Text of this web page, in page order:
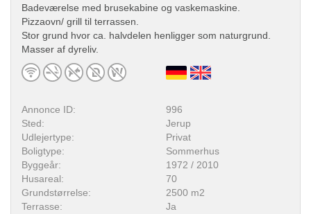
Badeværelse med brusekabine og vaskemaskine.
Pizzaovn/ grill til terrassen.
Stor grund hvor ca. halvdelen henligger som naturgrund.
Masser af dyreliv.
Annonce ID:
996
Sted:
Jerup
Udlejertype:
Privat
Boligtype:
Sommerhus
Byggeår:
1972 / 2010
Husareal:
70
Grundstørrelse:
2500 m2
Terrasse:
Ja